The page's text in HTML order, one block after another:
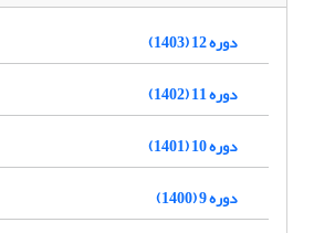
دوره 12 (1403)
دوره 11 (1402)
دوره 10 (1401)
دوره 9 (1400)